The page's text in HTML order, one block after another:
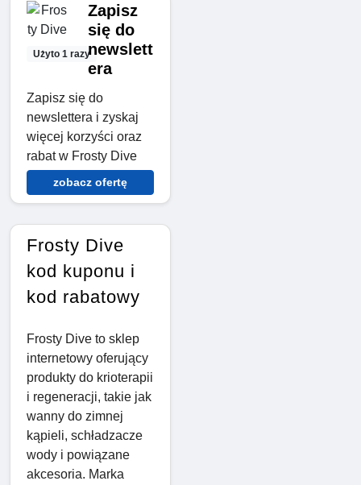
Użyto 1 razy
Zapisz
się do
newslett
era
Zapisz się do
newslettera i zyskaj
więcej korzyści oraz
rabat w Frosty Dive
zobacz ofertę
Frosty Dive
kod kuponu i
kod rabatowy
Frosty Dive to sklep
internetowy oferujący
produkty do krioterapii
i regeneracji, takie jak
wanny do zimnej
kąpieli, schładzacze
wody i powiązane
akcesoria. Marka